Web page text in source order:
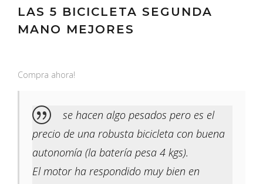
LAS 5 BICICLETA SEGUNDA
MANO MEJORES
Compra ahora!
se hacen algo pesados pero es el
precio de una robusta bicicleta con buena
autonomía (la batería pesa 4 kgs).
El motor ha respondido muy bien en